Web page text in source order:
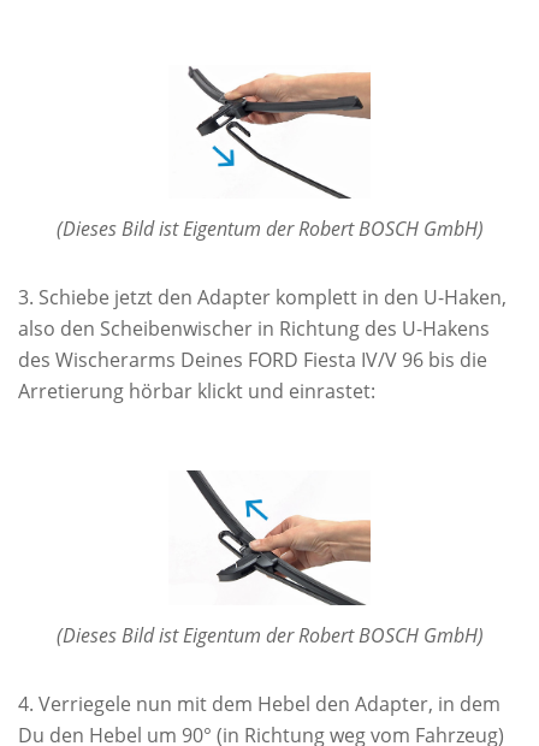
(Dieses Bild ist Eigentum der Robert BOSCH GmbH)
Schiebe jetzt den Adapter komplett in den U-Haken,
also den Scheibenwischer in Richtung des U-Hakens
des Wischerarms Deines FORD Fiesta IV/V 96 bis die
Arretierung hörbar klickt und einrastet:
(Dieses Bild ist Eigentum der Robert BOSCH GmbH)
Verriegele nun mit dem Hebel den Adapter, in dem
Du den Hebel um 90° (in Richtung weg vom Fahrzeug)